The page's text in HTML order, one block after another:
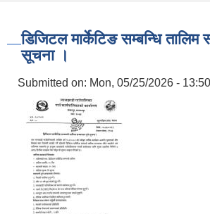
डिजिटल मार्केटिङ सम्बन्धि
सूचना ।
Submitted on: Mon, 05/25/2026 - 13:50